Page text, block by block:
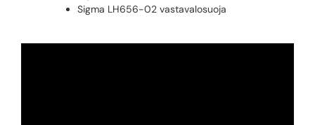
Sigma LH656-02 vastavalosuoja